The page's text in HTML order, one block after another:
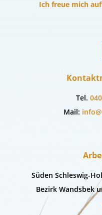
Ich freue mich
Tel.
Mail:
Süden Schleswig-
Bezirk Wandsbek